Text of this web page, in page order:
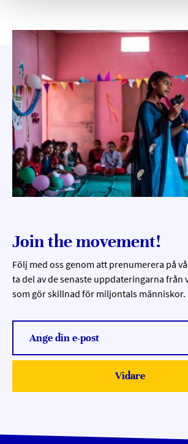
Join the movement!
Följ med oss genom att prenumerera på
ta del av de senaste uppdateringarna från
som gör skillnad för miljontals människor.
Submit
Vidare